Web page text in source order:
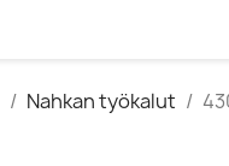
Nahkan työkalut